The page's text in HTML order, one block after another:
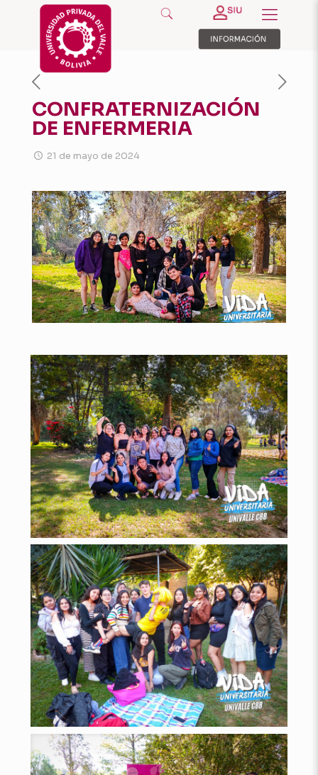
CONFRATERNIZACIÓN
DE ENFERMERIA
21 de mayo de 2024